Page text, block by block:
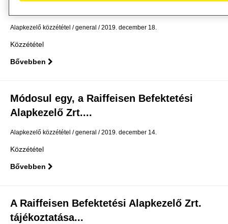
Alapkezelő közzététel general 2019. december 18.
Közzététel
Bővebben
Módosul egy, a Raiffeisen Befektetési
Alapkezelő Zrt....
Alapkezelő közzététel general 2019. december 14.
Közzététel
Bővebben
A Raiffeisen Befektetési Alapkezelő Zrt.
tájékoztatása...